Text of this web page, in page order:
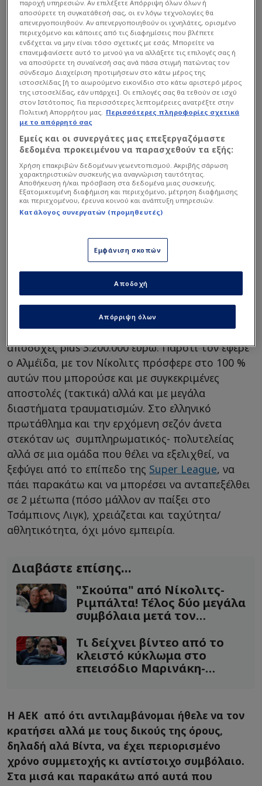
Ο Περέϊρα όμως, είναι και 35 ετών και κατά την
2ετία του στην Νέα Φιλαδέλφεια, είχε συνολικές
αποδοχές plus 3.200.000 ευρώ. Παρότι τον έφερε
ο Αλμέϊδα, με τον Νίκολιτς πρόσφερε στο 100 %
αυτών που μπορούσε και με συγκεκριμένες
αποστολές (τακτικά) αλλά και με μεγάλα
διαστήματα τραυματισμών. Στο ελληνικό
πρωτάθλημα και την ερχόμενη σεζόν άνετα
στεκόταν ως συμπληρωματικός- πολυτελείας
αλλά σε μια ομάδα που θέλει να εξελιχθεί, να
ξεφύγει από το επίπεδο της Super League, να
πάει παρακάτω και να μπορέσει να ανταπεξέλθει
σε 2 μέτωπα (πόσο μάλλον αν παίξει στο
Τσάμπιονς Λιγκ), χρειάζεται και ταχύτητα/
αθλητικότητα, όχι μόνο εμπειρία.
Διαβάστε επίσης...
"Σκούπα" από Νίκολιτς-
Ριμπάλτα! Τέλος δύο μεγάλα
συμβόλαια μετά τον
Τι δείχνει βίντεο από το
κλειστό κύκλωμα στο
επεισόδιο Μαρινάκη-
Η ΑΕΚ από ότι αντιλαμβάνομαι ήθελε να τον
κρατήσει αλλά με τους δικούς της όρους,
δηλαδή αλά Βίντα, να έχει περιορισμένο
χρόνο συμμετοχής κι αντίστοιχο συμβόλαιο.
Στα μισά και παρακάτω από αυτά που
παροχή υπηρεσιών. Αν επιλέξετε Απόρριψη όλων όλων ή
αποσύρετε τη συγκατάθεσή σας, οι εν λόγω τεχνολογίες θα
απενεργοποιηθούν. Αν απενεργοποιηθούν οι ιχνηλάτες, ορισμένο
περιεχόμενο και κάποιες από τις διαφημίσεις που βλέπετε
ενδέχεται να μην είναι τόσο σχετικές με εσάς. Μπορείτε να
επανεμφανίσετε αυτό το μενού για να αλλάξετε τις επιλογές σας ή
να αποσύρετε τη συναίνεσή σας ανά πάσα στιγμή πατώντας τον
σύνδεσμο Διαχείριση προτιμήσεων στο κάτω μέρος της
ιστοσελίδας [ή το αιωρούμενο εικονίδιο στο κάτω αριστερό μέρος
της ιστοσελίδας, εάν υπάρχει]. Οι επιλογές σας θα τεθούν σε ισχύ
στον Ιστότοπος. Για περισσότερες λεπτομέρειες ανατρέξτε στην
Πολιτική Απορρήτου μας. Περισσότερες πληροφορίες σχετικά
με το απόρρητό σας
Εμείς και οι συνεργάτες μας επεξεργαζόμαστε
δεδομένα προκειμένου να παρασχεθούν τα εξής:
Χρήση επακριβών δεδομένων γεωεντοπισμού. Ακριβής σάρωση
χαρακτηριστικών συσκευής για αναγνώριση ταυτότητας.
Αποθήκευση ή/και πρόσβαση στα δεδομένα μιας συσκευής.
Εξατομικευμένη διαφήμιση και περιεχόμενο, μέτρηση διαφήμισης
και περιεχομένου, έρευνα κοινού και ανάπτυξη υπηρεσιών.
Κατάλογος συνεργατών (προμηθευτές)
Εμφάνιση σκοπών
Απόρριψη όλων
Αποδοχή